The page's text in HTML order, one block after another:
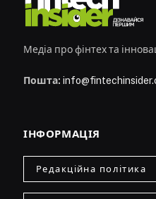
Медіа про фінтех та
Пошта:
ІНФОРМАЦІЯ
Редакційна політика